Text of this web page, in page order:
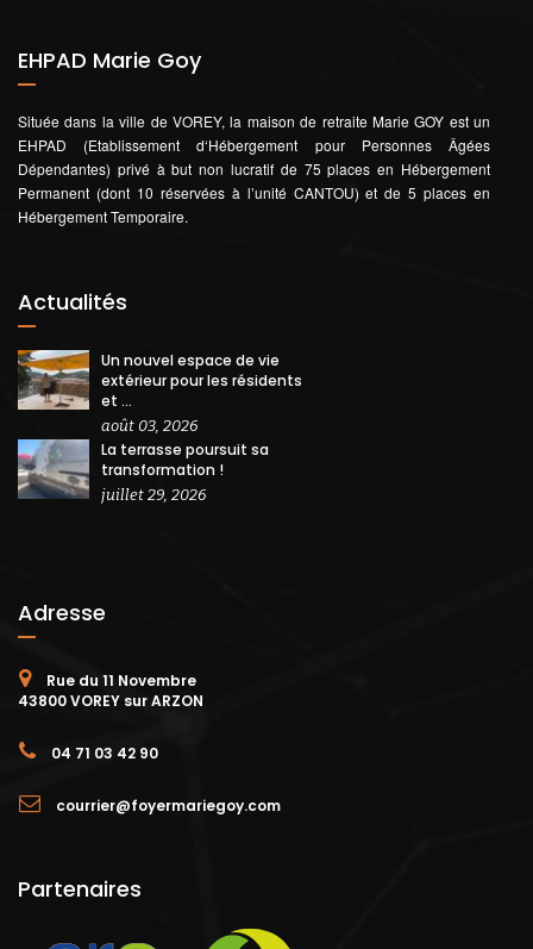
EHPAD Marie Goy
Située dans la ville de VOREY, la maison de retraite Marie GOY est un
EHPAD (Etablissement d‘Hébergement pour Personnes Âgées
Dépendantes) privé à but non lucratif de 75 places en Hébergement
Permanent (dont 10 réservées à l’unité CANTOU) et de 5 places en
Hébergement Temporaire.
Actualités
Un nouvel espace de vie
extérieur pour les résidents
et ...
août 03, 2026
La terrasse poursuit sa
transformation !
juillet 29, 2026
Adresse
Rue du 11 Novembre
43800 VOREY sur ARZON
04 71 03 42 90
courrier@foyermariegoy.com
Partenaires